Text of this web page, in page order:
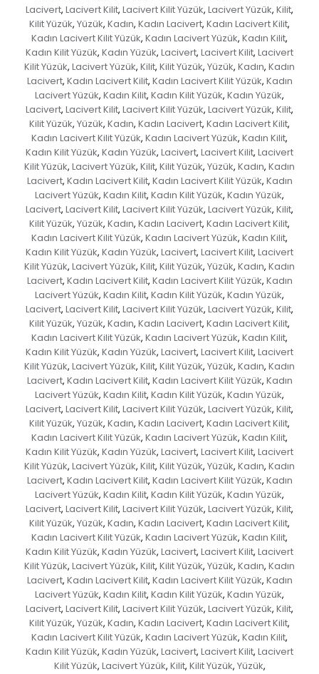
Lacivert, Lacivert Kilit, Lacivert Kilit Yüzük, Lacivert Yüzük, Kilit,
Kilit Yüzük, Yüzük, Kadın, Kadın Lacivert, Kadın Lacivert Kilit,
Kadın Lacivert Kilit Yüzük, Kadın Lacivert Yüzük, Kadın Kilit,
Kadın Kilit Yüzük, Kadın Yüzük, Lacivert, Lacivert Kilit, Lacivert
Kilit Yüzük, Lacivert Yüzük, Kilit, Kilit Yüzük, Yüzük, Kadın, Kadın
Lacivert, Kadın Lacivert Kilit, Kadın Lacivert Kilit Yüzük, Kadın
Lacivert Yüzük, Kadın Kilit, Kadın Kilit Yüzük, Kadın Yüzük,
Lacivert, Lacivert Kilit, Lacivert Kilit Yüzük, Lacivert Yüzük, Kilit,
Kilit Yüzük, Yüzük, Kadın, Kadın Lacivert, Kadın Lacivert Kilit,
Kadın Lacivert Kilit Yüzük, Kadın Lacivert Yüzük, Kadın Kilit,
Kadın Kilit Yüzük, Kadın Yüzük, Lacivert, Lacivert Kilit, Lacivert
Kilit Yüzük, Lacivert Yüzük, Kilit, Kilit Yüzük, Yüzük, Kadın, Kadın
Lacivert, Kadın Lacivert Kilit, Kadın Lacivert Kilit Yüzük, Kadın
Lacivert Yüzük, Kadın Kilit, Kadın Kilit Yüzük, Kadın Yüzük,
Lacivert, Lacivert Kilit, Lacivert Kilit Yüzük, Lacivert Yüzük, Kilit,
Kilit Yüzük, Yüzük, Kadın, Kadın Lacivert, Kadın Lacivert Kilit,
Kadın Lacivert Kilit Yüzük, Kadın Lacivert Yüzük, Kadın Kilit,
Kadın Kilit Yüzük, Kadın Yüzük, Lacivert, Lacivert Kilit, Lacivert
Kilit Yüzük, Lacivert Yüzük, Kilit, Kilit Yüzük, Yüzük, Kadın, Kadın
Lacivert, Kadın Lacivert Kilit, Kadın Lacivert Kilit Yüzük, Kadın
Lacivert Yüzük, Kadın Kilit, Kadın Kilit Yüzük, Kadın Yüzük,
Lacivert, Lacivert Kilit, Lacivert Kilit Yüzük, Lacivert Yüzük, Kilit,
Kilit Yüzük, Yüzük, Kadın, Kadın Lacivert, Kadın Lacivert Kilit,
Kadın Lacivert Kilit Yüzük, Kadın Lacivert Yüzük, Kadın Kilit,
Kadın Kilit Yüzük, Kadın Yüzük, Lacivert, Lacivert Kilit, Lacivert
Kilit Yüzük, Lacivert Yüzük, Kilit, Kilit Yüzük, Yüzük, Kadın, Kadın
Lacivert, Kadın Lacivert Kilit, Kadın Lacivert Kilit Yüzük, Kadın
Lacivert Yüzük, Kadın Kilit, Kadın Kilit Yüzük, Kadın Yüzük,
Lacivert, Lacivert Kilit, Lacivert Kilit Yüzük, Lacivert Yüzük, Kilit,
Kilit Yüzük, Yüzük, Kadın, Kadın Lacivert, Kadın Lacivert Kilit,
Kadın Lacivert Kilit Yüzük, Kadın Lacivert Yüzük, Kadın Kilit,
Kadın Kilit Yüzük, Kadın Yüzük, Lacivert, Lacivert Kilit, Lacivert
Kilit Yüzük, Lacivert Yüzük, Kilit, Kilit Yüzük, Yüzük, Kadın, Kadın
Lacivert, Kadın Lacivert Kilit, Kadın Lacivert Kilit Yüzük, Kadın
Lacivert Yüzük, Kadın Kilit, Kadın Kilit Yüzük, Kadın Yüzük,
Lacivert, Lacivert Kilit, Lacivert Kilit Yüzük, Lacivert Yüzük, Kilit,
Kilit Yüzük, Yüzük, Kadın, Kadın Lacivert, Kadın Lacivert Kilit,
Kadın Lacivert Kilit Yüzük, Kadın Lacivert Yüzük, Kadın Kilit,
Kadın Kilit Yüzük, Kadın Yüzük, Lacivert, Lacivert Kilit, Lacivert
Kilit Yüzük, Lacivert Yüzük, Kilit, Kilit Yüzük, Yüzük, Kadın, Kadın
Lacivert, Kadın Lacivert Kilit, Kadın Lacivert Kilit Yüzük, Kadın
Lacivert Yüzük, Kadın Kilit, Kadın Kilit Yüzük, Kadın Yüzük,
Lacivert, Lacivert Kilit, Lacivert Kilit Yüzük, Lacivert Yüzük, Kilit,
Kilit Yüzük, Yüzük, Kadın, Kadın Lacivert, Kadın Lacivert Kilit,
Kadın Lacivert Kilit Yüzük, Kadın Lacivert Yüzük, Kadın Kilit,
Kadın Kilit Yüzük, Kadın Yüzük, Lacivert, Lacivert Kilit, Lacivert
Kilit Yüzük, Lacivert Yüzük, Kilit, Kilit Yüzük, Yüzük,